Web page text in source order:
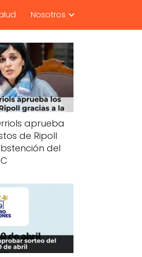
Nosotros
aprueba
de Ripoll
del